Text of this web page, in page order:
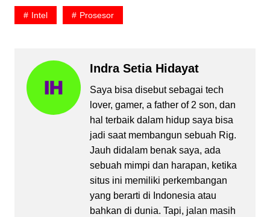
Intel Prosesor
Indra Setia Hidayat
Saya bisa disebut sebagai tech
lover, gamer, a father of 2 son, dan
hal terbaik dalam hidup saya bisa
jadi saat membangun sebuah Rig.
Jauh didalam benak saya, ada
sebuah mimpi dan harapan, ketika
situs ini memiliki perkembangan
yang berarti di Indonesia atau
bahkan di dunia. Tapi, jalan masih